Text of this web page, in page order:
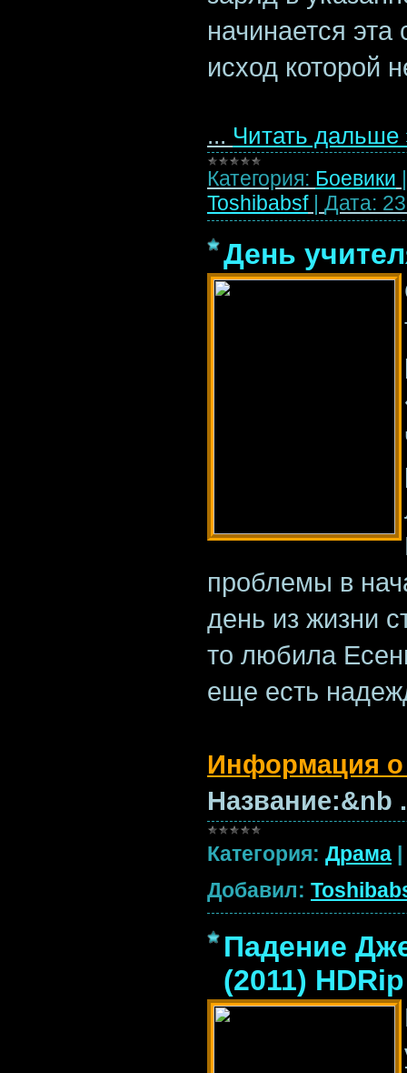
начинается эта
исход которой
... Читать дальше
Категория: Боевики
Toshibabsf | Дата:
День
проблемы в
день из жизни
то любила
еще есть
Информация
Название:&nb
Категория: Драма |
Добавил:
Падение
(2011) HDRip